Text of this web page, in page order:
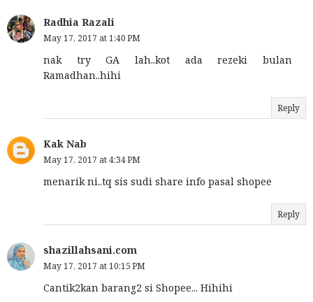
Radhia Razali
May 17, 2017 at 1:40 PM
nak try GA lah..kot ada rezeki bulan
Ramadhan..hihi
Reply
Kak Nab
May 17, 2017 at 4:34 PM
menarik ni..tq sis sudi share info pasal shopee
Reply
shazillahsani.com
May 17, 2017 at 10:15 PM
Cantik2kan barang2 si Shopee... Hihihi